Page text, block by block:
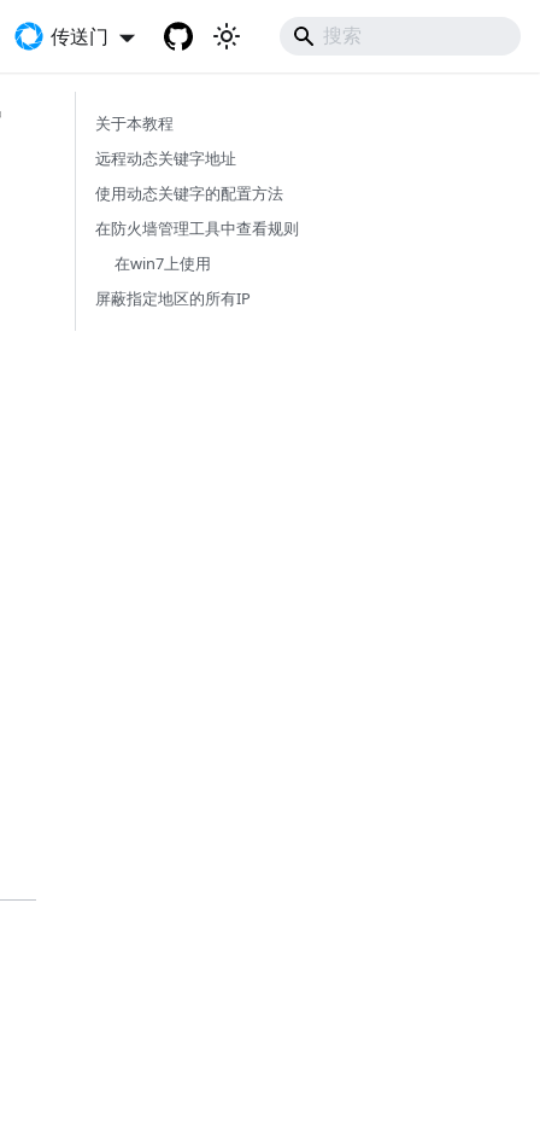
传送门
关于本教程
远程动态关键字地址
使用动态关键字的配置方法
在防火墙管理工具中查看规则
在win7上使用
屏蔽指定地区的所有IP